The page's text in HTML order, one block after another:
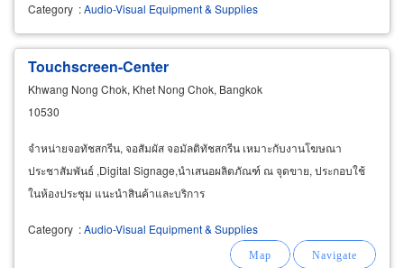
Category :Audio-Visual Equipment & Supplies
Touchscreen-Center
Khwang Nong Chok, Khet Nong Chok, Bangkok
10530
จำหน่ายจอทัชสกรีน, จอสัมผัส จอมัลติทัชสกรีน เหมาะกับงานโฆษณา
ประชาสัมพันธ์ ,Digital Signage,นำเสนอผลิตภัณฑ์ ณ จุดขาย, ประกอบใช้
ในห้องประชุม แนะนำสินค้าและบริการ
Category :Audio-Visual Equipment & Supplies